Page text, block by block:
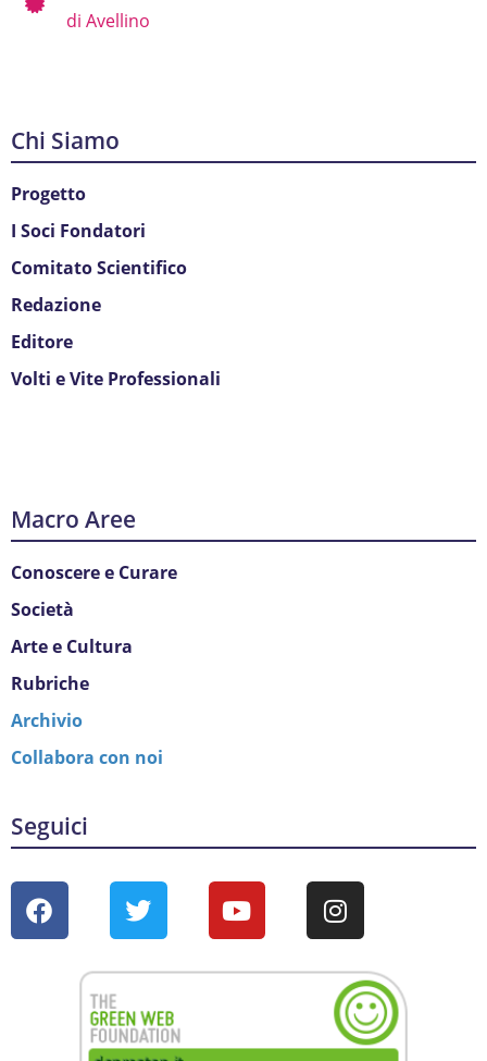
di Avellino
Chi Siamo
Progetto
I Soci Fondatori
Comitato Scientifico
Redazione
Editore
Volti e Vite Professionali
Macro Aree
Conoscere e Curare
Società
Arte e Cultura
Rubriche
Archivio
Collabora con noi
Seguici